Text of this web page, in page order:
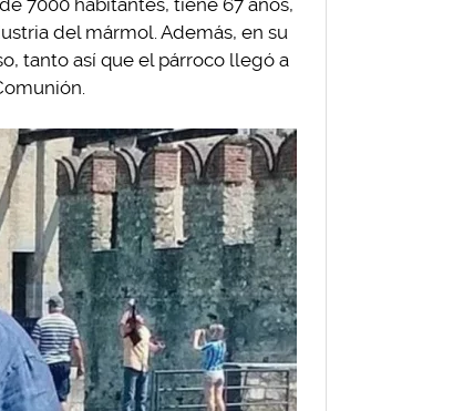
7000 habitantes, tiene 67 años,
del mármol. Además, en su
tanto así que el párroco llegó a